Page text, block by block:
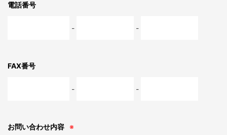
電話番号
- -
FAX番号
- -
お問い合わせ内容 ※